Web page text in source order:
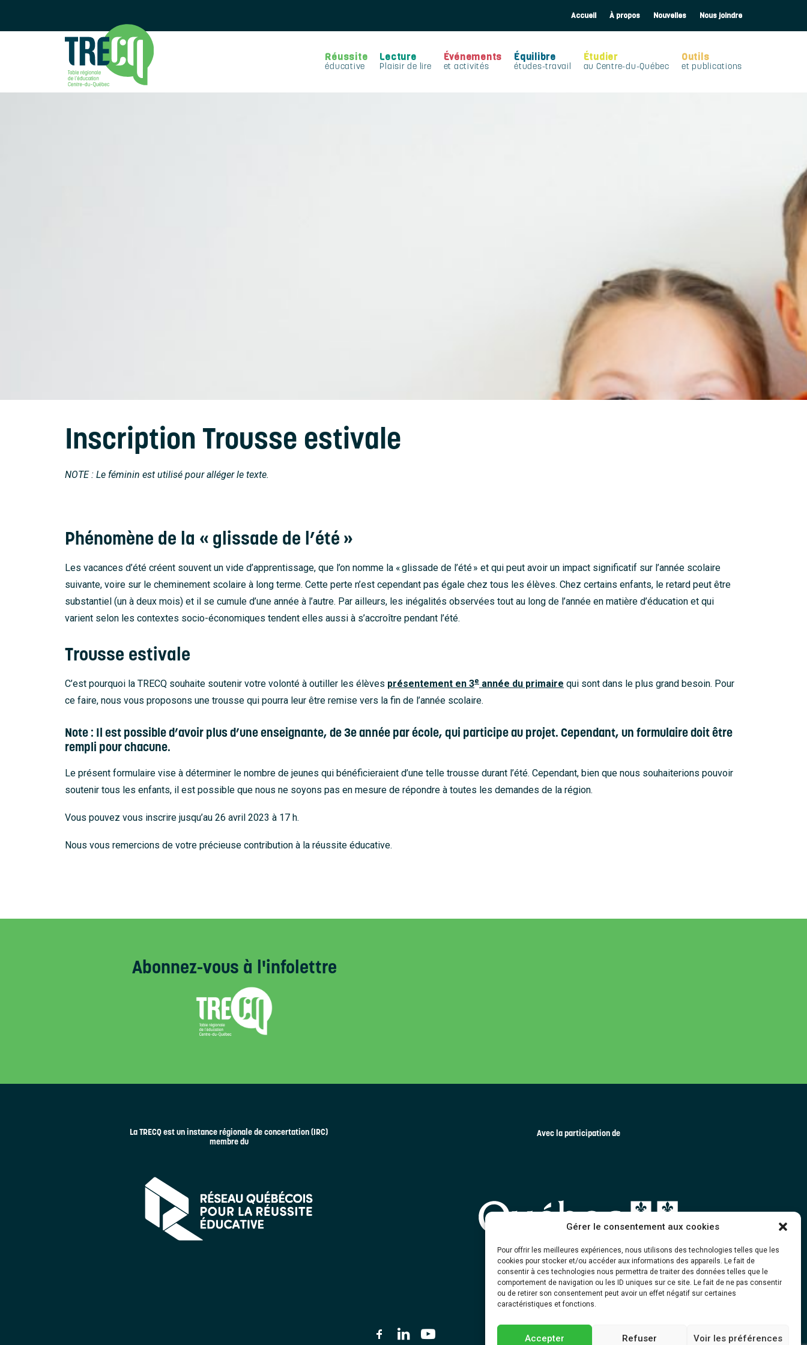
Gérer le consentement aux cookies
Pour offrir les meilleures expériences, nous utilisons des technologies telles que les
cookies pour stocker et/ou accéder aux informations des appareils. Le fait de
consentir à ces technologies nous permettra de traiter des données telles que le
comportement de navigation ou les ID uniques sur ce site. Le fait de ne pas consentir
ou de retirer son consentement peut avoir un effet négatif sur certaines
caractéristiques et fonctions.
Accepter Refuser Voir les préférences
Accueil À propos Nouvelles Nous joindre
Réussite
éducative
Lecture
Plaisir de lire
Événements
et activités
Équilibre
études-travail
Étudier
au Centre-du-Québec
Outils
et publications
Inscription Trousse estivale
NOTE : Le féminin est utilisé pour alléger le texte.
Phénomène de la « glissade de l’été »
Les vacances d’été créent souvent un vide d’apprentissage, que l’on nomme la « glissade de l’été » et qui peut avoir un impact significatif sur l’année scolaire
suivante, voire sur le cheminement scolaire à long terme. Cette perte n’est cependant pas égale chez tous les élèves. Chez certains enfants, le retard peut être
substantiel (un à deux mois) et il se cumule d’une année à l’autre. Par ailleurs, les inégalités observées tout au long de l’année en matière d’éducation et qui
varient selon les contextes socio-économiques tendent elles aussi à s’accroître pendant l’été.
Trousse estivale
C’est pourquoi la TRECQ souhaite soutenir votre volonté à outiller les élèves présentement en 3e année du primaire qui sont dans le plus grand besoin. Pour
ce faire, nous vous proposons une trousse qui pourra leur être remise vers la fin de l’année scolaire.
Note : Il est possible d’avoir plus d’une enseignante, de 3e année par école, qui participe au projet. Cependant, un formulaire doit être
rempli pour chacune.
Le présent formulaire vise à déterminer le nombre de jeunes qui bénéficieraient d’une telle trousse durant l’été. Cependant, bien que nous souhaiterions pouvoir
soutenir tous les enfants, il est possible que nous ne soyons pas en mesure de répondre à toutes les demandes de la région.
Vous pouvez vous inscrire jusqu’au 26 avril 2023 à 17 h.
Nous vous remercions de votre précieuse contribution à la réussite éducative.
Abonnez-vous à l'infolettre
La TRECQ est un instance régionale de concertation (IRC)
membre du
Avec la participation de